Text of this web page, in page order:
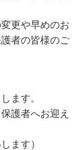
更や早めのお
者の皆様のご
ます。
護者へお迎え
ます）